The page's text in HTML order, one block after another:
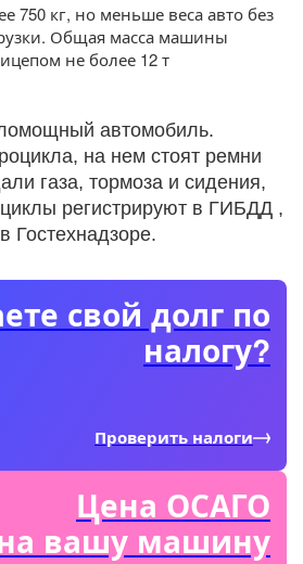
750 кг, но меньше веса авто без
Общая масса машины
не более 12 т
автомобиль.
на нем стоят ремни
газа, тормоза и сидения,
регистрируют в ГИБДД ,
Гостехнадзоре.
свой долг по
налогу?
Проверить налоги
Цена ОСАГО
вашу машину